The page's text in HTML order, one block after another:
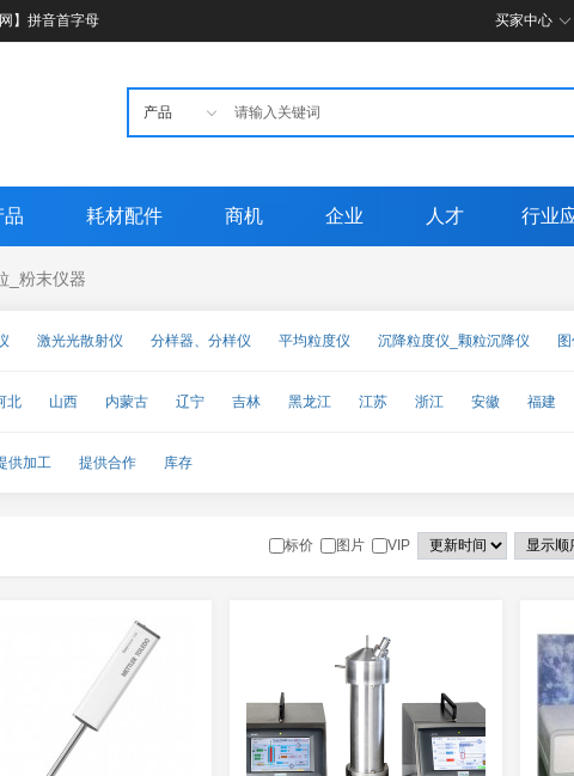
】拼音首字母 买家中心
品 耗材配件 商机 企业 人才 行业
_粉末仪器
激光光散射仪 分样器、分样仪 平均粒度仪 沉降粒度仪_颗粒沉降仪
北 山西 内蒙古 辽宁 吉林 黑龙江 江苏 浙江 安徽 福建
供加工 提供合作 库存
标价 图片 VIP